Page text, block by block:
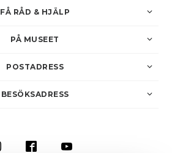
FÅ RÅD & HJÄLP
PÅ MUSEET
POSTADRESS
BESÖKSADRESS